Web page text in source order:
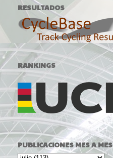
RESULTADOS
RANKINGS
PUBLICACIONES MES A MES